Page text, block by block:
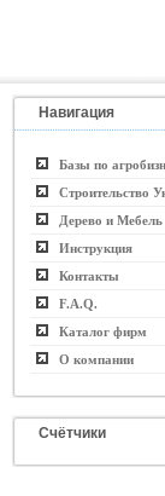
Навигация
Базы по
Строительство
Дерево и Мебель
Инструкция
Контакты
F.A.Q.
Каталог фирм
О компании
Счётчики